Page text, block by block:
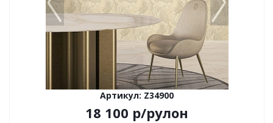
Артикул: Z34900
18 100 р/рулон